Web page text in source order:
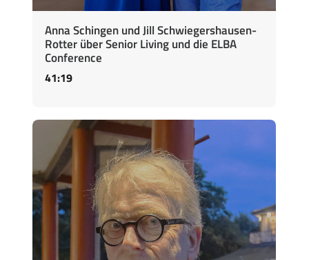
Anna Schingen und Jill Schwiegershausen-
Rotter über Senior Living und die ELBA
Conference
41:19